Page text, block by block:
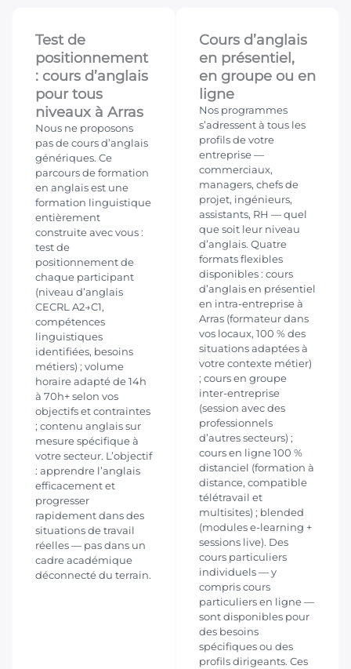
Test de
positionnement
: cours d’anglais
pour tous
niveaux à Arras
Nous ne proposons
pas de cours d’anglais
génériques. Ce
parcours de formation
en anglais est une
formation linguistique
entièrement
construite avec vous :
test de
positionnement de
chaque participant
(niveau d’anglais
CECRL A2→C1,
compétences
linguistiques
identifiées, besoins
métiers) ; volume
horaire adapté de 14h
à 70h+ selon vos
objectifs et contraintes
; contenu anglais sur
mesure spécifique à
votre secteur. L’objectif
: apprendre l’anglais
efficacement et
progresser
rapidement dans des
situations de travail
réelles — pas dans un
cadre académique
déconnecté du terrain.
Cours d’anglais
en présentiel,
en groupe ou en
ligne
Nos programmes
s’adressent à tous les
profils de votre
entreprise —
commerciaux,
managers, chefs de
projet, ingénieurs,
assistants, RH — quel
que soit leur niveau
d’anglais. Quatre
formats flexibles
disponibles : cours
d’anglais en présentiel
en intra-entreprise à
Arras (formateur dans
vos locaux, 100 % des
situations adaptées à
votre contexte métier)
; cours en groupe
inter-entreprise
(session avec des
professionnels
d’autres secteurs) ;
cours en ligne 100 %
distanciel (formation à
distance, compatible
télétravail et
multisites) ; blended
(modules e-learning +
sessions live). Des
cours particuliers
individuels — y
compris cours
particuliers en ligne —
sont disponibles pour
des besoins
spécifiques ou des
profils dirigeants. Ces